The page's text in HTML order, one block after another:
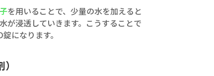
を用いることで、少量の水を加えると
が浸透していきます。こうすることで
錠になります。